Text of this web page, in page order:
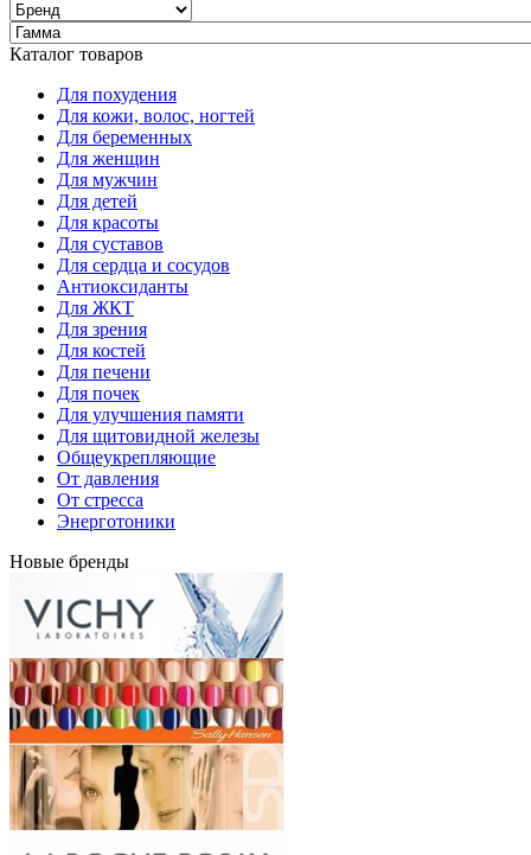
Каталог товаров
Для похудения
Для кожи, волос, ногтей
Для беременных
Для женщин
Для мужчин
Для детей
Для красоты
Для суставов
Для сердца и сосудов
Антиоксиданты
Для ЖКТ
Для зрения
Для костей
Для печени
Для почек
Для улучшения памяти
Для щитовидной железы
Общеукрепляющие
От давления
От стресса
Энерготоники
Новые бренды